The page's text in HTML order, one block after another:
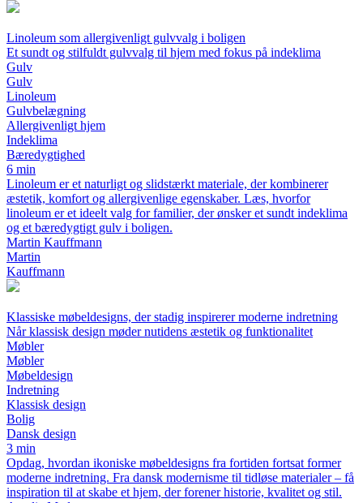
Linoleum som allergivenligt gulvvalg i boligen
Et sundt og stilfuldt gulvvalg til hjem med fokus på indeklima
Gulv
Gulv
Linoleum
Gulvbelægning
Allergivenligt hjem
Indeklima
Bæredygtighed
6 min
Linoleum er et naturligt og slidstærkt materiale, der kombinerer
æstetik, komfort og allergivenlige egenskaber. Læs, hvorfor
linoleum er et ideelt valg for familier, der ønsker et sundt indeklima
og et bæredygtigt gulv i boligen.
Martin Kauffmann
Martin
Kauffmann
Klassiske møbeldesigns, der stadig inspirerer moderne indretning
Når klassisk design møder nutidens æstetik og funktionalitet
Møbler
Møbler
Møbeldesign
Indretning
Klassisk design
Bolig
Dansk design
3 min
Opdag, hvordan ikoniske møbeldesigns fra fortiden fortsat former
moderne indretning. Fra dansk modernisme til tidløse materialer – få
inspiration til at skabe et hjem, der forener historie, kvalitet og stil.